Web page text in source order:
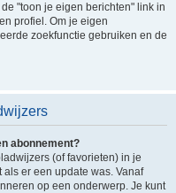
"toon je eigen berichten" link in
profiel. Om je eigen
zoekfunctie gebruiken en de
abonnement?
(of favorieten) in je
er een update was. Vanaf
op een onderwerp. Je kunt